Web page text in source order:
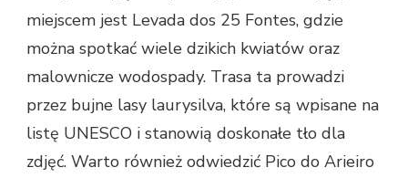
miejscem jest Levada dos 25 Fontes, gdzie
można spotkać wiele dzikich kwiatów oraz
malownicze wodospady. Trasa ta prowadzi
przez bujne lasy laurysilva, które są wpisane na
listę UNESCO i stanowią doskonałe tło dla
zdjęć. Warto również odwiedzić Pico do Arieiro